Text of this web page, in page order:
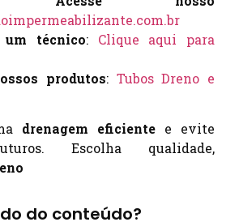
técnico: Clique aqui para
produtos: Tubos Dreno e
drenagem eficiente e evite
Escolha qualidade,
do conteúdo?